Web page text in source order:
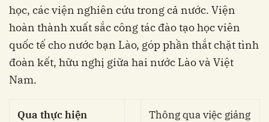
học, các viện nghiên cứu trong cả nước. Viện
hoàn thành xuất sắc công tác đào tạo học viên
quốc tế cho nước bạn Lào, góp phần thắt chặt tình
đoàn kết, hữu nghị giữa hai nước Lào và Việt
Nam.
Qua thực hiện
Thông qua việc giảng